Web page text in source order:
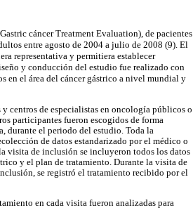
cáncer Treatment Evaluation), de pacientes
entre agosto de 2004 a julio de 2008 (9). El
representativa y permitiera establecer
y conducción del estudio fue realizado con
en el área del cáncer gástrico a nivel mundial y
centros de especialistas en oncología públicos o
participantes fueron escogidos de forma
durante el periodo del estudio. Toda la
de datos estandarizado por el médico o
visita de inclusión se incluyeron todos los datos
y el plan de tratamiento. Durante la visita de
se registró el tratamiento recibido por el
en cada visita fueron analizadas para